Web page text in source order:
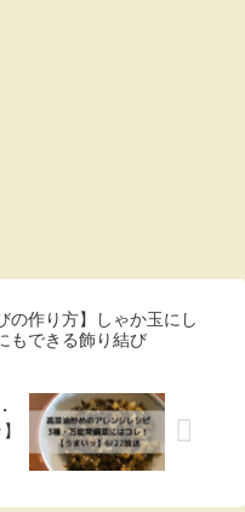
の作り方】しゃか玉にし
もできる飾り結び